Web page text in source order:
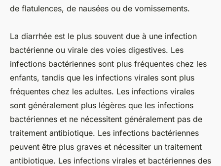
de flatulences, de nausées ou de vomissements.
La diarrhée est le plus souvent due à une infection
bactérienne ou virale des voies digestives. Les
infections bactériennes sont plus fréquentes chez les
enfants, tandis que les infections virales sont plus
fréquentes chez les adultes. Les infections virales
sont généralement plus légères que les infections
bactériennes et ne nécessitent généralement pas de
traitement antibiotique. Les infections bactériennes
peuvent être plus graves et nécessiter un traitement
antibiotique. Les infections virales et bactériennes des